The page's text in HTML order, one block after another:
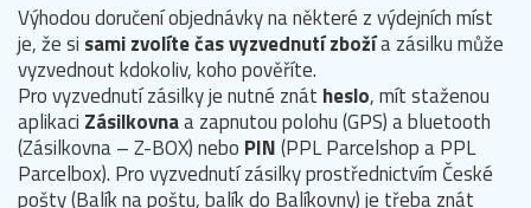
Výhodou doručení objednávky na některé z výdejních míst
je, že si sami zvolíte čas vyzvednutí zbožía zásilku může
vyzvednout kdokoliv, koho pověříte.
Pro vyzvednutí zásilky je nutné znát heslo, mít staženou
aplikaci Zásilkovnaa zapnutou polohu (GPS) a bluetooth
(Zásilkovna – Z-BOX) nebo PIN(PPL Parcelshop a PPL
Parcelbox). Pro vyzvednutí zásilky prostřednictvím České
pošty (Balík na poštu, balík do Balíkovny) je třeba znát